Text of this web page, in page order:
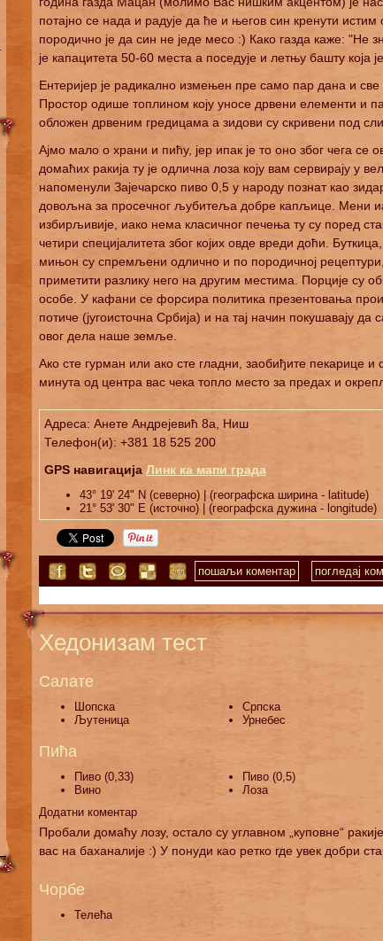
потајно се нада и радује да ће и његов син кренути
породично је да син не једе месо :) Како газда каже: "Не
је капацитета 50-60 места а поседује и летњу башту која
Ентеријер је радикално измењен пре само пар дана и
Простор одише топлином коју уносе дрвени елементи и
обложен дрвеним гредицама а зидови су скривени под
Ајмо мало о храни и пићу, јер ипак је то оно због чега се
домаћих ракија ту је одлична лоза коју вам сервирају у
напоменули Зајечарско пиво 0,5 у народу познат као
довољна за просечног љубитеља добре капљице. Мени
избирљивије, иако нема класичног печења ту су поред
четири специјалитета због којих овде вреди доћи.
мињон су спремљени одлично и по породичној
приметити разлику него на другим местима. Порције су
особе. У кафани се форсира политика презентовања
потиче (југоисточна Србија) и на тај начин покушавају да
овог дела наше земље.
Ако сте гурман или ако сте гладни, заобиђите пекарице
минута од центра вас чека топло место за предах и
Адреса: Анете Андрејевић 8а, Ниш
Телефон(и): +381 18 525 200
GPS навигација Линк ка мапи града
43° 19' 24" N (северно) | (географска ширина - latitude)
21° 53' 30" E (источно) | (географска дужина - longitude)
пошаљи коментар погледај
Хедонизам тест
Салате
Шопска Српска
Љутеница
Урнебес
Пића
Пиво (0,33) Пиво (0,5)
Вино
Лоза
Додатни коментар
Пробали домаћу лозу, остало су углавном „куповне“
вас на баханалије :) У понуди као ретко где увек добри
Чорбе
Телећа